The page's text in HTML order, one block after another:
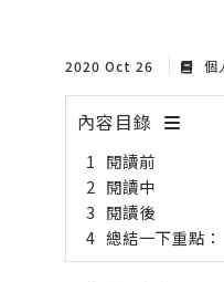
2020 Oct 26 個
內容目錄
閱讀前
閱讀中
閱讀後
總結一下重點：